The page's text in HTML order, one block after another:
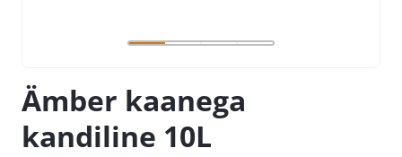
Ämber kaanega
kandiline 10L